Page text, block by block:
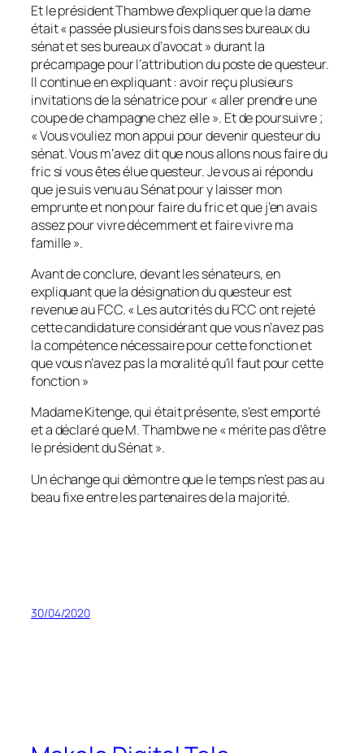
Et le président Thambwe d’expliquer que la dame
était « passée plusieurs fois dans ses bureaux du
sénat et ses bureaux d’avocat » durant la
précampage pour l’attribution du poste de questeur.
Il continue en expliquant : avoir reçu plusieurs
invitations de la sénatrice pour« aller prendre une
coupe de champagne chez elle ». Et de poursuivre ;
«Vous vouliez mon appui pour devenir questeur du
sénat. Vous m‘avez dit que nous allons nous faire du
fric si vous êtes élue questeur. Je vous ai répondu
que je suis venu au Sénat pour y laisser mon
emprunte et non pour faire du fric et que j’en avais
assez pour vivre décemment et faire vivre ma
famille ».
Avant de conclure, devant les sénateurs, en
expliquant que la désignation du questeur est
revenue au FCC. «Les autorités du FCC ont rejeté
cette candidature considérant que vous n’avez pas
la compétence nécessaire pour cette fonction et
que vous n’avez pas la moralité qu’il faut pour cette
fonction »
Madame Kitenge, qui était présente, s’est emporté
et a déclaré que M. Thambwe ne« mérite pas d’être
le président du Sénat ».
Un échange qui démontre que le temps n’est pas au
beau fixe entre les partenaires de la majorité.
30/04/2020